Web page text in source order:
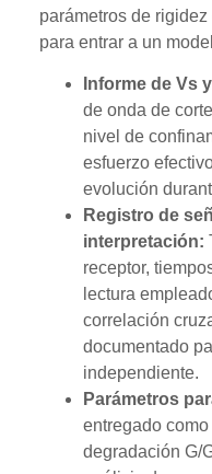
parámetros de
para entrar a un
Informe de Vs
de onda de
nivel de
esfuerzo
evolución
Registro de
interpretación:
receptor,
lectura
correlación
documentado
independiente.
Parámetros
entregado
degradación G/